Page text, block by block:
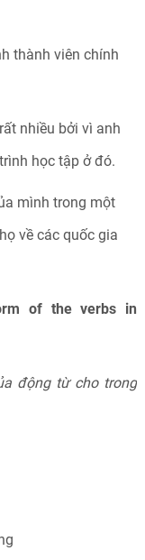
thành viên chính
nhiều bởi vì anh
học tập ở đó.
mình trong một
về các quốc gia
of the verbs in
động từ cho trong